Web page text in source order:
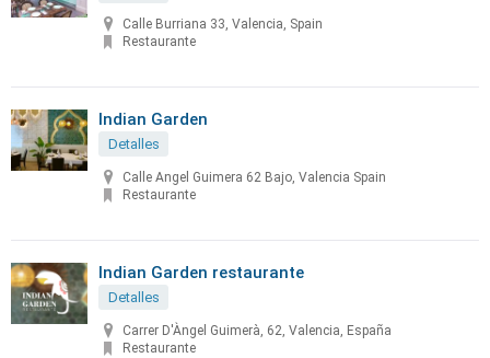
Calle Burriana 33, Valencia, Spain
Restaurante
Indian Garden
Detalles
Calle Angel Guimera 62 Bajo, Valencia Spain
Restaurante
Indian Garden restaurante
Detalles
Carrer D'Àngel Guimerà, 62, Valencia, España
Restaurante